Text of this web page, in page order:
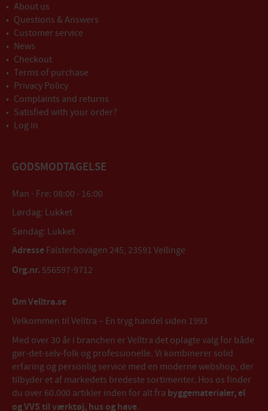
About us
Questions & Answers
Customer service
News
Checkout
Terms of purchase
Privacy Policy
Complaints and returns
Satisfied with your order?
Log in
GODSMODTAGELSE
Man - Fre: 08:00 - 16:00
Lørdag: Lukket
Søndag: Lukket
Adresse Falsterbovägen 245, 23591 Vellinge
Org.nr. 556597-9712
Om Velltra.se
Velkommen til Velltra – En tryg handel siden 1993
Med over 30 år i branchen er Velltra det oplagte valg for både
gør-det-selv-folk og professionelle. Vi kombinerer solid
erfaring og personlig service med en moderne webshop, der
tilbyder et af markedets bredeste sortimenter. Hos os finder
du over 60.000 artikler inden for alt fra byggematerialer, el
og VVS til værktøj, hus og have.